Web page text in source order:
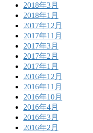
2018年3月
2018年1月
2017年12月
2017年11月
2017年3月
2017年2月
2017年1月
2016年12月
2016年11月
2016年10月
2016年4月
2016年3月
2016年2月